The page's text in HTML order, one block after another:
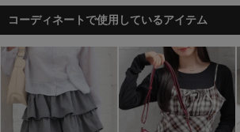
コーディネートで使用しているアイテム